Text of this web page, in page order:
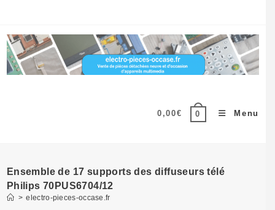
content
0,00€ 0 Menu
Ensemble de 17 supports des diffuseurs télé
Philips 70PUS6704/12
> electro-pieces-occase.fr